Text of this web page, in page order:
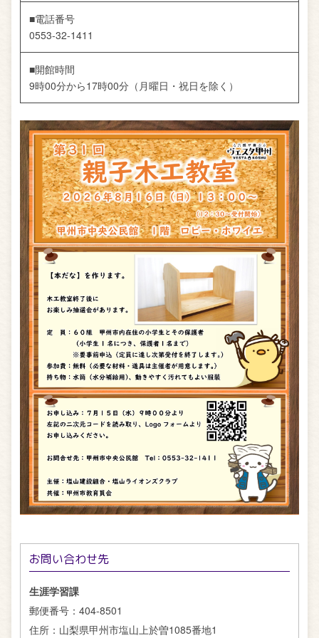
■電話番号
0553-32-1411
■開館時間
9時00分から17時00分（月曜日・祝日を除く）
お問い合わせ先
生涯学習課
郵便番号： 404-8501
住所： 山梨県甲州市塩山上於曽1085番地1